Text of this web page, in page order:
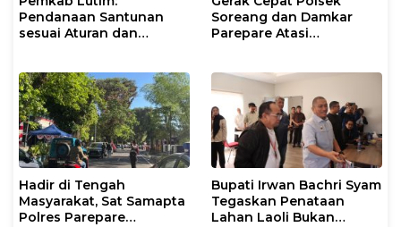
Pendanaan Santunan
sesuai Aturan dan
Soreang dan Damkar
Parepare Atasi
Hadir di Tengah
Masyarakat, Sat Samapta
Polres Parepare
Bupati Irwan Bachri Syam
Tegaskan Penataan
Lahan Laoli Bukan